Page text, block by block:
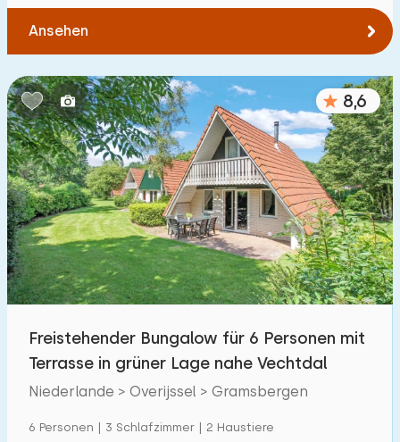
Hilfsmittel 5
Ansehen
8,6
Freistehender Bungalow für 6 Personen mit
Terrasse in grüner Lage nahe Vechtdal
Niederlande > Overijssel > Gramsbergen
6 Personen | 3 Schlafzimmer | 2 Haustiere